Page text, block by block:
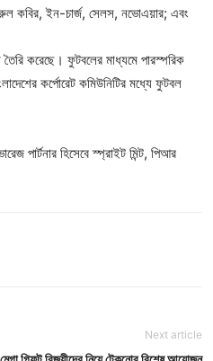
কবির, ইন-চার্জ, সেলস, নভোএয়ার; এবং
তৈরি করেছে। ফুটবলের মাধ্যমে পারস্পরিক
কর্পোরেট কমিউনিটির মধ্যে ফুটবল
পার্টনার হিসেবে স্প্রাইট মিন্ট, পিআর
Next article